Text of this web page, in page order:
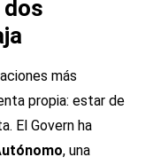
dos
más
propia: estar de
El Govern ha
, una